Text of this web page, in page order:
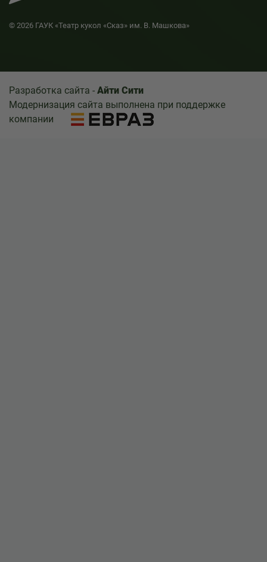
© 2026 ГАУК «Театр кукол «Сказ» им. В. Машкова»
Разработка сайта - Айти Сити
Модернизация сайта выполнена при поддержке
компании